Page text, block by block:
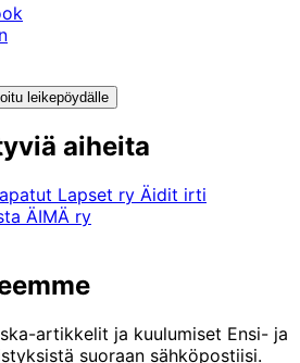
leikepöydälle
aiheita
Lapset ry Äidit irti
ÄIMÄ ry
artikkelit ja kuulumiset Ensi- ja
suoraan sähköpostiisi.